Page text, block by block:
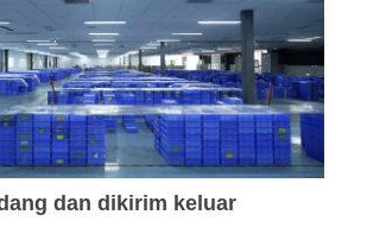
dan dikirim keluar